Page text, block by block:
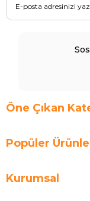
Öne Çıkan
Popüler
Kurumsal